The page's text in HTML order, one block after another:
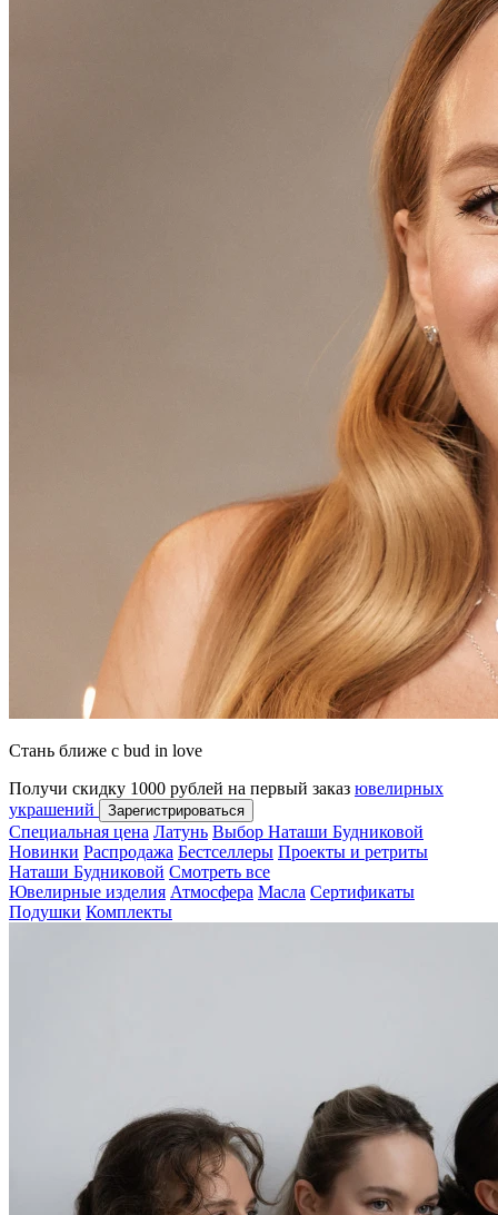
Стань ближе с bud in love
Получи скидку 1000 рублей на первый заказ ювелирных
украшений
Зарегистрироваться
Специальная цена Латунь Выбор Наташи Будниковой
Новинки Распродажа Бестселлеры Проекты и ретриты
Наташи Будниковой Смотреть все
Ювелирные изделия Атмосфера Масла Сертификаты
Подушки Комплекты